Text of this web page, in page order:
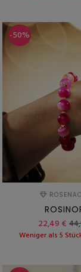
-50%
22,49 €
Weniger als 5